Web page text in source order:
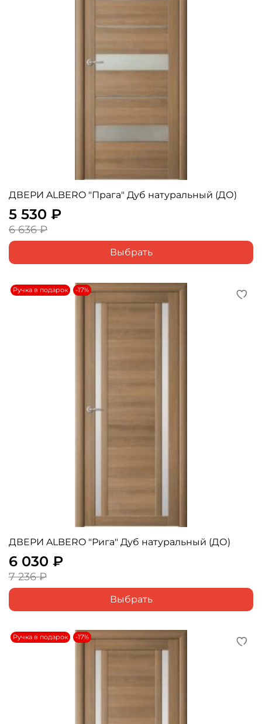
ДВЕРИ ALBERO "Прага" Дуб натуральный (ДО)
5 530 ₽
6 636 ₽
Выбрать
Ручка в подарок -17%
ДВЕРИ ALBERO "Рига" Дуб натуральный (ДО)
6 030 ₽
7 236 ₽
Выбрать
Ручка в подарок -17%